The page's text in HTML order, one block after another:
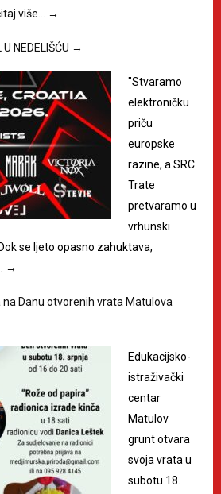
više… →
NEDELIŠĆU →
"Stvaramo
elektroničku
priču
europske
razine, a SRC
Trate
pretvaramo u
vrhunski
se ljeto opasno zahuktava,
→
na Danu otvorenih vrata Matulova
Edukacijsko-
istraživački
centar
Matulov
grunt otvara
svoja vrata u
subotu 18.